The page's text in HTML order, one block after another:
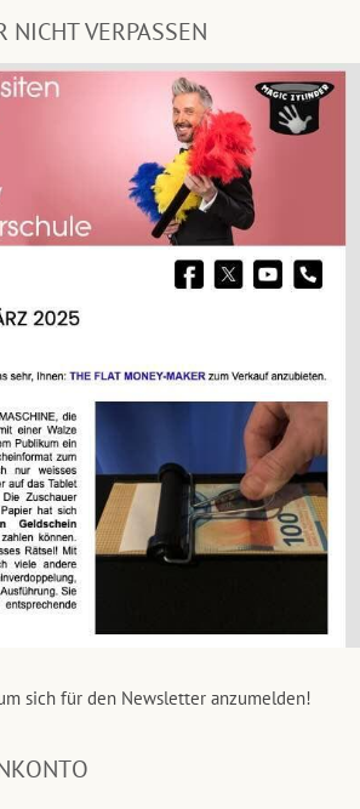
NICHT VERPASSEN
sich für den Newsletter anzumelden!